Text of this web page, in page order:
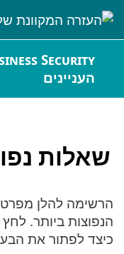
העניינים
שאלות
הרשימה להלן
הנפוצות ביותר.
כיצד לפתור את